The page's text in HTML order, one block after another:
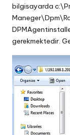
bilgisayarda
gerekmektedir.